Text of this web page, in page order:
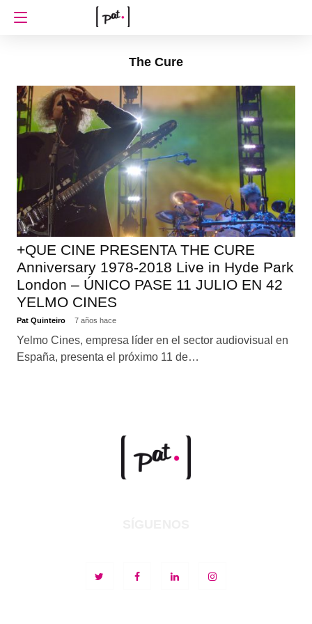
The Cure
+QUE CINE PRESENTA THE CURE
Anniversary 1978-2018 Live in Hyde Park
London – ÚNICO PASE 11 JULIO EN 42
YELMO CINES
Pat Quinteiro 7 años hace
Yelmo Cines, empresa líder en el sector audiovisual en
España, presenta el próximo 11 de…